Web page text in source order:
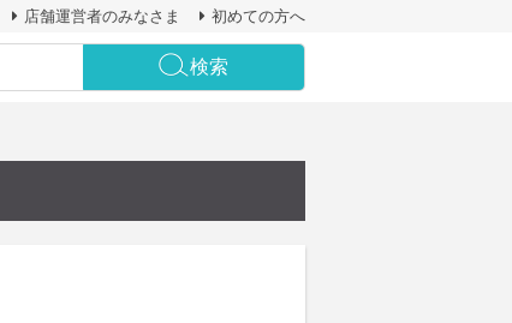
店舗運営者のみなさま 初めての方へ
検索